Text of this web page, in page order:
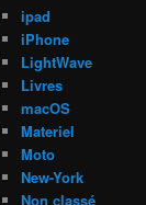
ipad
iPhone
LightWave
Livres
macOS
Materiel
Moto
New-York
Non classé